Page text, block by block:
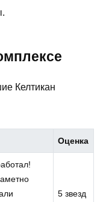
Келтикан
Оценка
5 звезд